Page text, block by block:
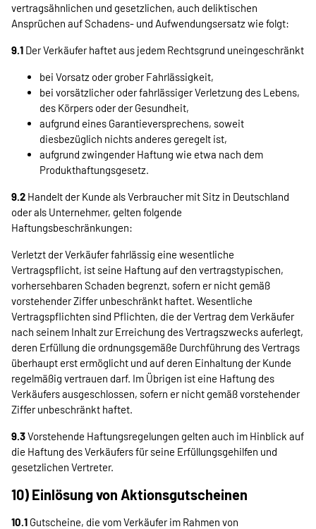
vertragsähnlichen und gesetzlichen, auch deliktischen
Ansprüchen auf Schadens- und Aufwendungsersatz wie folgt:
9.1 Der Verkäufer haftet aus jedem Rechtsgrund uneingeschränkt
bei Vorsatz oder grober Fahrlässigkeit,
bei vorsätzlicher oder fahrlässiger Verletzung des Lebens,
des Körpers oder der Gesundheit,
aufgrund eines Garantieversprechens, soweit
diesbezüglich nichts anderes geregelt ist,
aufgrund zwingender Haftung wie etwa nach dem
Produkthaftungsgesetz.
9.2 Handelt der Kunde als Verbraucher mit Sitz in Deutschland
oder als Unternehmer, gelten folgende
Haftungsbeschränkungen:
Verletzt der Verkäufer fahrlässig eine wesentliche
Vertragspflicht, ist seine Haftung auf den vertragstypischen,
vorhersehbaren Schaden begrenzt, sofern er nicht gemäß
vorstehender Ziffer unbeschränkt haftet. Wesentliche
Vertragspflichten sind Pflichten, die der Vertrag dem Verkäufer
nach seinem Inhalt zur Erreichung des Vertragszwecks auferlegt,
deren Erfüllung die ordnungsgemäße Durchführung des Vertrags
überhaupt erst ermöglicht und auf deren Einhaltung der Kunde
regelmäßig vertrauen darf. Im Übrigen ist eine Haftung des
Verkäufers ausgeschlossen, sofern er nicht gemäß vorstehender
Ziffer unbeschränkt haftet.
9.3Vorstehende Haftungsregelungen gelten auch im Hinblick auf
die Haftung des Verkäufers für seine Erfüllungsgehilfen und
gesetzlichen Vertreter.
10) Einlösung von Aktionsgutscheinen
10.1 Gutscheine, die vom Verkäufer im Rahmen von